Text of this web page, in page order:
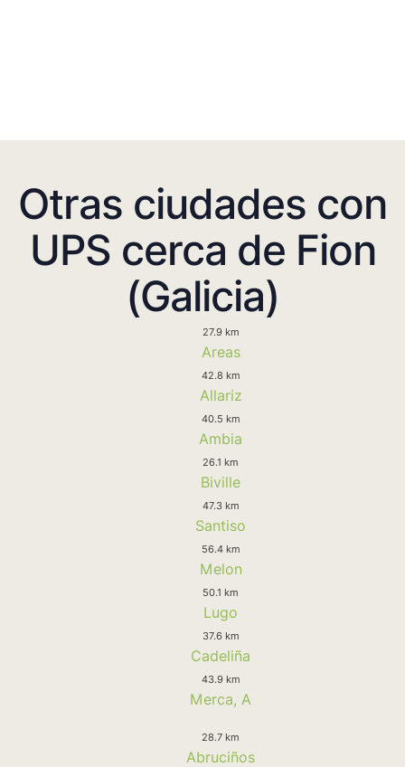
Otras ciudades con
UPS cerca de Fion
(Galicia)
27.9 km
Areas
42.8 km
Allariz
40.5 km
Ambia
26.1 km
Biville
47.3 km
Santiso
56.4 km
Melon
50.1 km
Lugo
37.6 km
Cadeliña
43.9 km
Merca, A
28.7 km
Abruciños